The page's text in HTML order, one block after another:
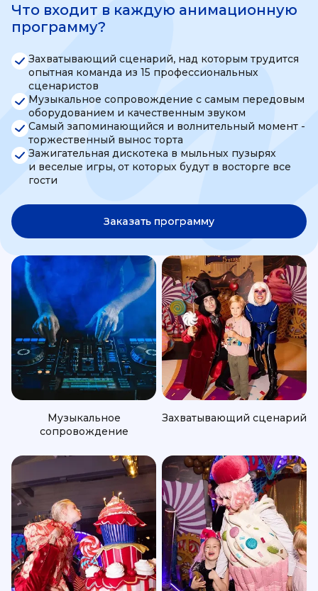
Что входит в каждую анимационную
программу?
Захватывающий сценарий, над которым трудится
опытная команда из 15 профессиональных
сценаристов
Музыкальное сопровождение с самым передовым
оборудованием и качественным звуком
Самый запоминающийся и волнительный момент -
торжественный вынос торта
Зажигательная дискотека в мыльных пузырях
и веселые игры, от которых будут в восторге все
гости
Заказать программу
Музыкальное
сопровождение
Захватывающий сценарий